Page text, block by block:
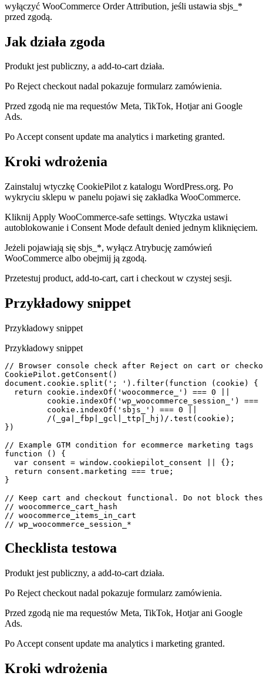
wyłączyć WooCommerce Order Attribution, jeśli ustawia sbjs_*
przed zgodą.
Jak działa zgoda
Produkt jest publiczny, a add-to-cart działa.
Po Reject checkout nadal pokazuje formularz zamówienia.
Przed zgodą nie ma requestów Meta, TikTok, Hotjar ani Google
Ads.
Po Accept consent update ma analytics i marketing granted.
Kroki wdrożenia
Zainstaluj wtyczkę CookiePilot z katalogu WordPress.org. Po
wykryciu sklepu w panelu pojawi się zakładka WooCommerce.
Kliknij Apply WooCommerce-safe settings. Wtyczka ustawi
autoblokowanie i Consent Mode default denied jednym kliknięciem.
Jeżeli pojawiają się sbjs_*, wyłącz Atrybucję zamówień
WooCommerce albo obejmij ją zgodą.
Przetestuj product, add-to-cart, cart i checkout w czystej sesji.
Przykładowy snippet
Przykładowy snippet
Przykładowy snippet
// Browser console check after Reject on cart or
CookiePilot.getConsent()
document.cookie.split('; ').filter(function (cookie) {
  return cookie.indexOf('woocommerce_') === 0 ||
cookie.indexOf('wp_woocommerce_session_') ===
         cookie.indexOf('sbjs_') === 0 ||
         /(_ga|_fbp|_gcl|_ttp|_hj)/.test(cookie);
})
// Example GTM condition for ecommerce marketing tags
function () {
  var consent = window.cookiepilot_consent || {};
  return consent.marketing === true;
}
// Keep cart and checkout functional. Do not block
// woocommerce_cart_hash
// woocommerce_items_in_cart
// wp_woocommerce_session_*
Checklista testowa
Produkt jest publiczny, a add-to-cart działa.
Po Reject checkout nadal pokazuje formularz zamówienia.
Przed zgodą nie ma requestów Meta, TikTok, Hotjar ani Google
Ads.
Po Accept consent update ma analytics i marketing granted.
Kroki wdrożenia